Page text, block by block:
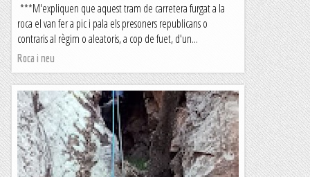
***M'expliquen que aquest tram de carretera furgat a la
roca el van fer a pic i pala els presoners republicans o
contraris al règim o aleatoris, a cop de fuet, d'un...
Roca i neu